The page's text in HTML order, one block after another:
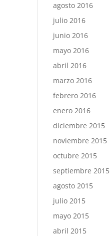
agosto 2016
julio 2016
junio 2016
mayo 2016
abril 2016
marzo 2016
febrero 2016
enero 2016
diciembre 2015
noviembre 2015
octubre 2015
septiembre 2015
agosto 2015
julio 2015
mayo 2015
abril 2015